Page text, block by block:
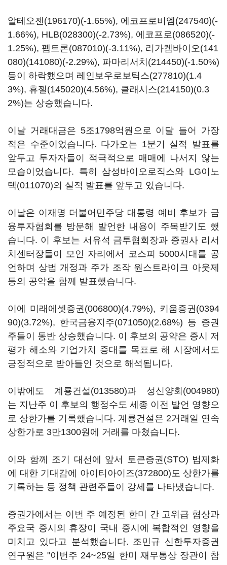
알테오젠(196170)(-1.65%), 에코프로비엠(247540)(-
1.66%), HLB(028300)(-2.73%), 에코프로(086520)(-
1.25%), 펩트론(087010)(-3.11%), 리가켐바이오(141
080)(141080)(-2.29%), 파마리서치(214450)(-1.50%)
등이 하락했으며 레인보우로보틱스(277810)(1.4
3%), 휴젤(145020)(4.56%), 클래시스(214150)(0.3
2%)는 상승했습니다.
이날 거래대금은 5조1798억원으로 이달 들어 가장
적은 수준이었습니다. 다가오는 1분기 실적 발표를
앞두고 투자자들이 적극적으로 매매에 나서지 않는
모습이었습니다. 특히 삼성바이오로직스와 LG이노
텍(011070)의 실적 발표를 앞두고 있습니다.
이날은 이재명 더불어민주당 대통령 예비 후보가 금
융투자협회를 방문해 발언한 내용이 주목받기도 했
습니다. 이 후보는 서유석 금투협회장과 증권사 리서
치센터장들이 모인 자리에서 코스피 5000시대를 공
언하며 상법 개정과 주가 조작 원스트라이크 아웃제
등의 공약을 함께 발표했습니다.
이에 미래에셋증권(006800)(4.79%), 키움증권(0394
90)(3.72%), 한국금융지주(071050)(2.68%) 등 증권
주들이 동반 상승했습니다. 이 후보의 공약은 증시 저
평가 해소와 기업가치 증대를 목표로 해 시장에서도
긍정적으로 받아들인 것으로 해석됩니다.
이밖에도 계룡건설(013580)과 성신양회(004980)
는 지난주 이 후보의 행정수도 세종 이전 발언 영향으
로 상한가를 기록했습니다. 계룡건설은 2거래일 연속
상한가로 3만1300원에 거래를 마쳤습니다.
이와 함께 조기 대선에 앞서 토큰증권(STO) 법제화
에 대한 기대감에 아이티아이즈(372800)도 상한가를
기록하는 등 정책 관련주들이 강세를 나타냈습니다.
증권가에서는 이번 주 예정된 한미 간 고위급 협상과
주요국 증시의 휴장이 국내 증시에 복합적인 영향을
미치고 있다고 분석했습니다. 조민규 신한투자증권
연구원은 "이번주 24~25일 한미 재무통상 장관이 참